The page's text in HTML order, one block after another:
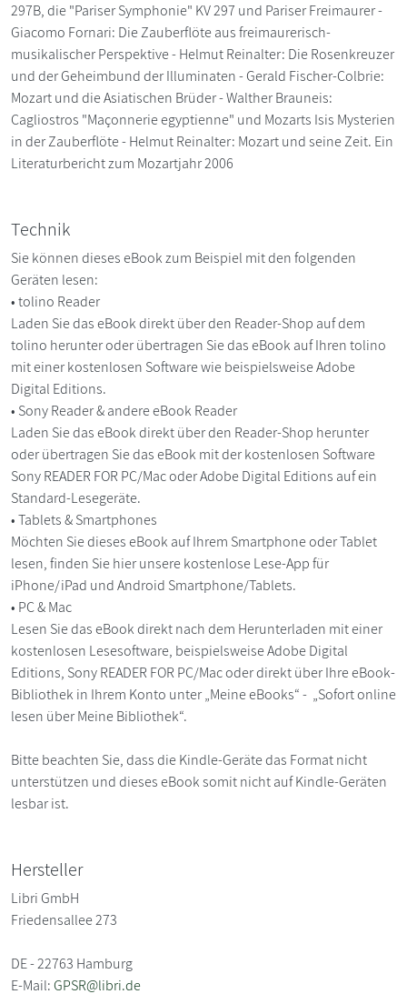
297B, die "Pariser Symphonie" KV 297 und Pariser Freimaurer -
Giacomo Fornari: Die Zauberflöte aus freimaurerisch-
musikalischer Perspektive - Helmut Reinalter: Die Rosenkreuzer
und der Geheimbund der Illuminaten - Gerald Fischer-Colbrie:
Mozart und die Asiatischen Brüder - Walther Brauneis:
Cagliostros "Maçonnerie egyptienne" und Mozarts Isis Mysterien
in der Zauberflöte - Helmut Reinalter: Mozart und seine Zeit. Ein
Literaturbericht zum Mozartjahr 2006
Technik
Sie können dieses eBook zum Beispiel mit den folgenden
Geräten lesen:
• tolino Reader
Laden Sie das eBook direkt über den Reader-Shop auf dem
tolino herunter oder übertragen Sie das eBook auf Ihren tolino
mit einer kostenlosen Software wie beispielsweise Adobe
Digital Editions.
• Sony Reader & andere eBook Reader
Laden Sie das eBook direkt über den Reader-Shop herunter
oder übertragen Sie das eBook mit der kostenlosen Software
Sony READER FOR PC/Mac oder Adobe Digital Editions auf ein
Standard-Lesegeräte.
• Tablets & Smartphones
Möchten Sie dieses eBook auf Ihrem Smartphone oder Tablet
lesen, finden Sie hier unsere kostenlose Lese-App für
iPhone/iPad und Android Smartphone/Tablets.
• PC & Mac
Lesen Sie das eBook direkt nach dem Herunterladen mit einer
kostenlosen Lesesoftware, beispielsweise Adobe Digital
Editions, Sony READER FOR PC/Mac oder direkt über Ihre eBook-
Bibliothek in Ihrem Konto unter „Meine eBooks“ - „Sofort online
lesen über Meine Bibliothek“.
Bitte beachten Sie, dass die Kindle-Geräte das Format nicht
unterstützen und dieses eBook somit nicht auf Kindle-Geräten
lesbar ist.
Hersteller
Libri GmbH
Friedensallee 273
DE - 22763 Hamburg
E-Mail:GPSR@libri.de